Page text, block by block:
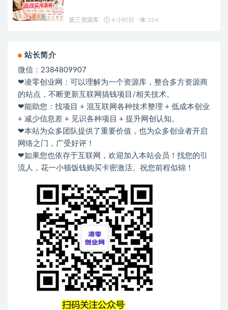
第三资源库 4 小时前 254
站长简介
微信：2384809907
❤凌零创业网：可以理解为一个资源库，整合多方资源商
的站点，不断更新互联网搞钱项目/相关技术。
❤能助您：找项目 + 混互联网各种技术整理 + 低成本创业
+ 减少信息差 + 见识各种项目 + 提升网创认知。
❤本站为众多团队提供了重要价值，也为众多创业者开启
网络之门，广受好评！
❤如果您也依存于互联网，欢迎加入本站会员！找您的引
流人，花一小顿饭钱购买卡密激活。祝您前程似锦！